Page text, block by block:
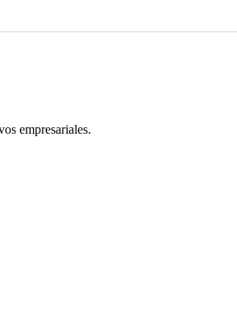
empresariales.